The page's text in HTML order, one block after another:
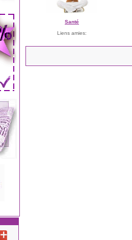
Santé
Liens amies: